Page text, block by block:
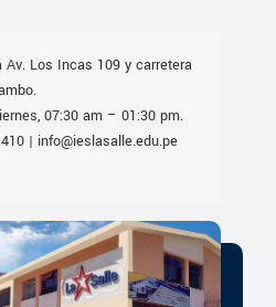
Av. Los Incas 109 y carretera
07:30 am – 01:30 pm.
| info@ieslasalle.edu.pe